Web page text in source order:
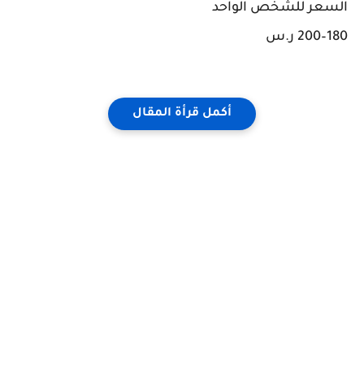
السعر للشخص الواحد
أكمل قرأة المقال